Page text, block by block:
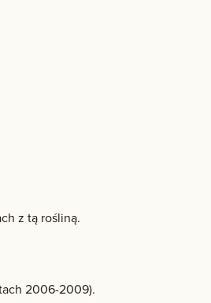
z tą rośliną.
2006-2009).